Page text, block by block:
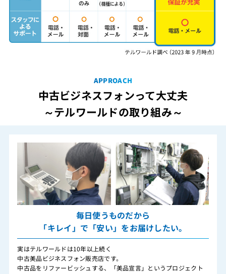
APPROACH
中古ビジネスフォンって大丈夫
～テルワールドの取り組み～
毎日使うものだから
「キレイ」で「安い」をお届けしたい。
実はテルワールドは10年以上続く
中古美品ビジネスフォン販売店です。
中古品をリファービッシュする、「美品宣言」というプロジェクト